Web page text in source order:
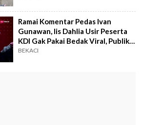
Ramai Komentar Pedas Ivan
Gunawan, Iis Dahlia Usir Peserta
KDI Gak Pakai Bedak Viral, Publik:
Enggak Punya Hati
BEKACI